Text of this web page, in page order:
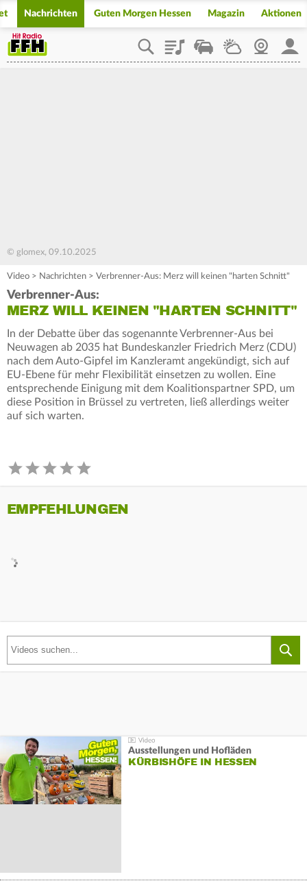
Nachrichten Guten Morgen Hessen Magazin Aktionen
PlaylistStaupilotWetterWebcam
© glomex, 09.10.2025
Video > Nachrichten > Verbrenner-Aus: Merz will keinen "harten Schnitt"
Verbrenner-Aus:
MERZ WILL KEINEN "HARTEN SCHNITT"
In der Debatte über das sogenannte Verbrenner-Aus bei
Neuwagen ab 2035 hat Bundeskanzler Friedrich Merz (CDU)
nach dem Auto-Gipfel im Kanzleramt angekündigt, sich auf
EU-Ebene für mehr Flexibilität einsetzen zu wollen. Eine
entsprechende Einigung mit dem Koalitionspartner SPD, um
diese Position in Brüssel zu vertreten, ließ allerdings weiter
auf sich warten.
EMPFEHLUNGEN
Ausstellungen und Hofläden
KÜRBISHÖFE IN HESSEN